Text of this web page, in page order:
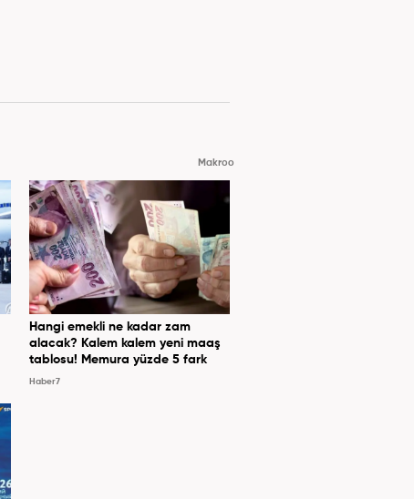
Makroo
Hangi emekli ne kadar zam
alacak? Kalem kalem yeni maaş
tablosu! Memura yüzde 5 fark
Haber7